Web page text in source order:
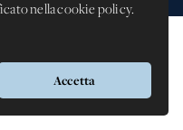
nella cookie policy.
Accetta